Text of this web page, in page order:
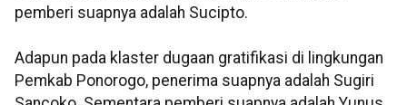
pemberi suapnya adalah Sucipto.
Adapun pada klaster dugaan gratifikasi di lingkungan
Pemkab Ponorogo, penerima suapnya adalah Sugiri